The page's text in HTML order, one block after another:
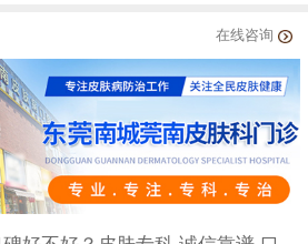
在线咨询